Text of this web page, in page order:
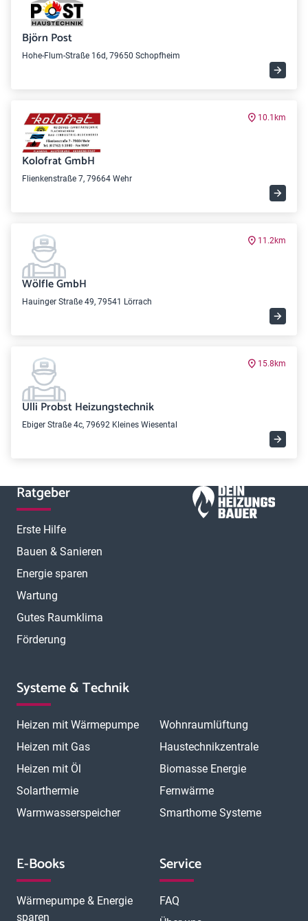
Björn Post
Hohe-Flum-Straße 16d, 79650 Schopfheim
10.1km
Kolofrat GmbH
Flienkenstraße 7, 79664 Wehr
11.2km
Wölfle GmbH
Hauinger Straße 49, 79541 Lörrach
15.8km
Ulli Probst Heizungstechnik
Ebiger Straße 4c, 79692 Kleines Wiesental
Ratgeber
Erste Hilfe
Bauen & Sanieren
Energie sparen
Wartung
Gutes Raumklima
Förderung
Systeme & Technik
Heizen mit Wärmepumpe
Heizen mit Gas
Heizen mit Öl
Solarthermie
Warmwasserspeicher
Wohnraumlüftung
Haustechnikzentrale
Biomasse Energie
Fernwärme
Smarthome Systeme
E-Books
Wärmepumpe & Energie
sparen
Service
FAQ